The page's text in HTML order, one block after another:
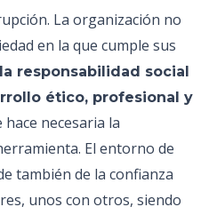
La organización no
en la que cumple sus
responsabilidad social
ético, profesional y
necesaria la
El entorno de
también de la confianza
unos con otros, siendo